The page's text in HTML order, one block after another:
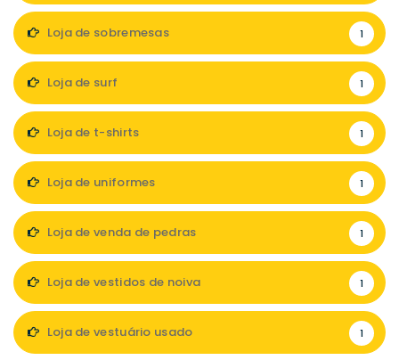
Loja de sobremesas 1
Loja de surf 1
Loja de t-shirts 1
Loja de uniformes 1
Loja de venda de pedras 1
Loja de vestidos de noiva 1
Loja de vestuário usado 1